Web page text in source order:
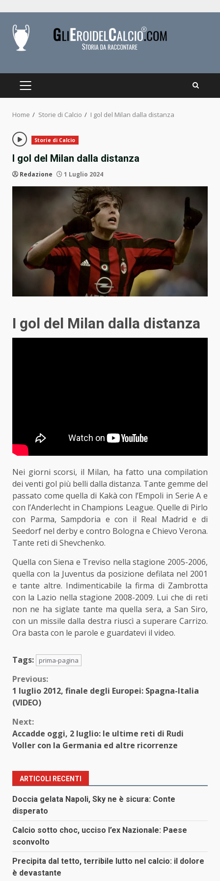
content
PRIMARY
Home Storie di Calcio I gol del Milan dalla distanza
Storie di Calcio
I gol del Milan dalla distanza
Redazione 1 Luglio 2024
I gol del Milan dalla distanza
Nei giorni scorsi, il Milan, ha fatto una compilation
dei venti gol più belli dalla distanza. Tante gemme del
passato come quella di Kakà con l’Empoli in Serie A e
con l’Anderlecht in Champions League. Quelle di Pirlo
con Parma, Sampdoria e con il Real Madrid e di
Seedorf nel derby e contro Bologna e Chievo Verona.
Tante reti di Shevchenko.
Quella con Siena e Treviso nella stagione 2005-2006,
quella con la Juventus da posizione defilata nel 2001
e tante altre. Indimenticabile la firma di Zambrotta
con la Lazio nella stagione 2008-2009. Lui che di reti
non ne ha siglate tante ma quella sera, a San Siro,
con un missile dalla destra riuscì a superare Carrizo.
Ora basta con le parole e guardatevi il video.
Tags: prima-pagina
Continue
Reading
Previous:
1 luglio 2012, finale degli Europei: Spagna-Italia
(VIDEO)
Next:
Accadde oggi, 2 luglio: le ultime reti di Rudi
Voller con la Germania ed altre ricorrenze
ARTICOLI RECENTI
Doccia gelata Napoli, Sky ne è sicura: Conte
disperato
Calcio sotto choc, ucciso l’ex Nazionale: Paese
sconvolto
Precipita dal tetto, terribile lutto nel calcio: il dolore
è devastante